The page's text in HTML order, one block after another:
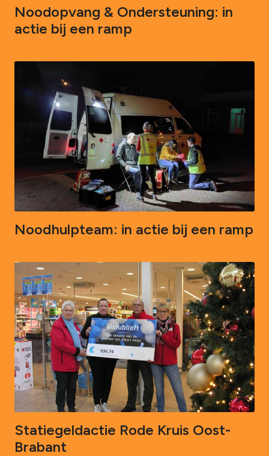
Noodopvang & Ondersteuning: in
actie bij een ramp
Noodhulpteam: in actie bij een ramp
Statiegeldactie Rode Kruis Oost-
Brabant